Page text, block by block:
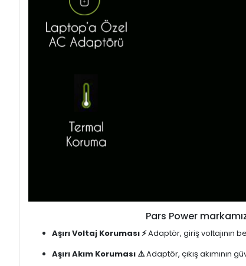
Pars Power
Aşırı Voltaj Koruması ⚡Adaptör, giriş voltajının
Aşırı Akım Koruması ⚠️Adaptör, çıkış akımının